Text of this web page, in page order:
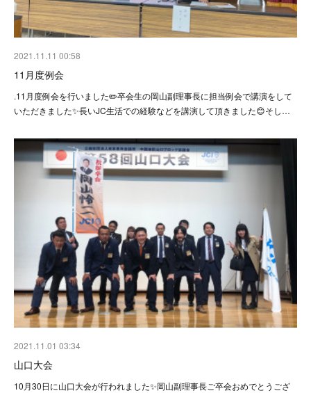
2021.11.11 00:58
11月度例会
.11月度例会を行いました✏️卒会生の岡山副理事長に担当例会で講演をして
いただきました✨長いJC生活での経験などを講演して頂きました😊そし…
2021.11.01 03:34
山口大会
10月30日に山口大会が行われました✨岡山副理事長ご卒会おめでとうござ